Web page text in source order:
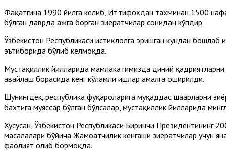
Фақатгина 1990 йилга келиб, Иттифоқдан тахминан 1500
бўлган даврда ҳажга борган зиёратчилар сонидан кўпдир.
Ўзбекистон Республикаси истиқлолга эришган кундан бошлаб
эътиборида бўлиб келмоқда.
Мустақиллик йилларида мамлакатимизда диний
авайлаш борасида кенг кўламли ишлар амалга оширилди.
Шунингдек, республика фуқароларига муқаддас шаҳарларни
бахтига муяссар бўлган бўлсалар, мустақиллик йилларида
Хусусан, Ўзбекистон Республикаси Биринчи Президентининг
масалалари бўйича Жамоатчилик кенгаши зиёратчилар учун
фаолият олиб бормоқда.